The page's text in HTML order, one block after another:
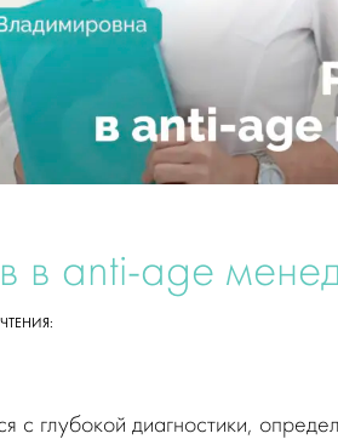
в anti-age
с глубокой диагностики,